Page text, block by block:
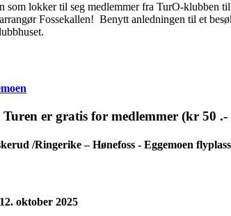
som lokker til seg medlemmer fra TurO-klubben
Fossekallen! Benytt anledningen til et
Turen er gratis for medlemmer (kr 50
/Ringerike – Hønefoss - Eggemoen flyplass
oktober 2025